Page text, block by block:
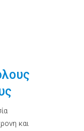
και